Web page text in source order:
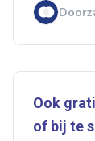
Ook
of bij te